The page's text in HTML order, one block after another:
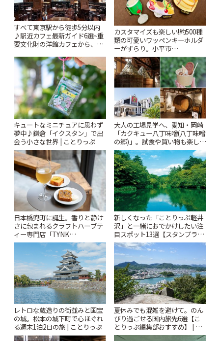
すべて東京駅から徒歩5分以内
♪駅近カフェ最新ガイド6選~重
要文化財の洋館カフェから、改
りっぷ
カスタマイズも楽しい!約500種
類の可愛いワッペンキーホルダ
ーがずらり。小平市
「Kimamaya T&K」 | ことりっ
ぷ
キュートなミニチュアに思わず
夢中♪鎌倉「イクスタン」で出
会う小さな世界 | ことりっぷ
大人の工場見学へ、愛知・岡崎
「カクキュー八丁味噌(八丁味噌
の郷)」。試食や買い物も楽しみ
♪ | ことりっぷ
日本橋兜町に誕生。香りと静け
さに包まれるクラフトハーブテ
ィー専門店「TYNK
Kabutocho」 | ことりっぷ
新しくなった「ことりっぷ軽井
沢」と一緒におでかけしたい注
目スポット13選【スタンプラリ
ー開催中】 | ことりっぷ
レトロな蔵造りの街並みと国宝
の城。松本の城下町で心ほぐれ
る週末1泊2日の旅 | ことりっぷ
夏休みでも混雑を避けて。のん
びり過ごせる国内旅先6選【こ
とりっぷ編集部おすすめ】 | こ
とりっぷ